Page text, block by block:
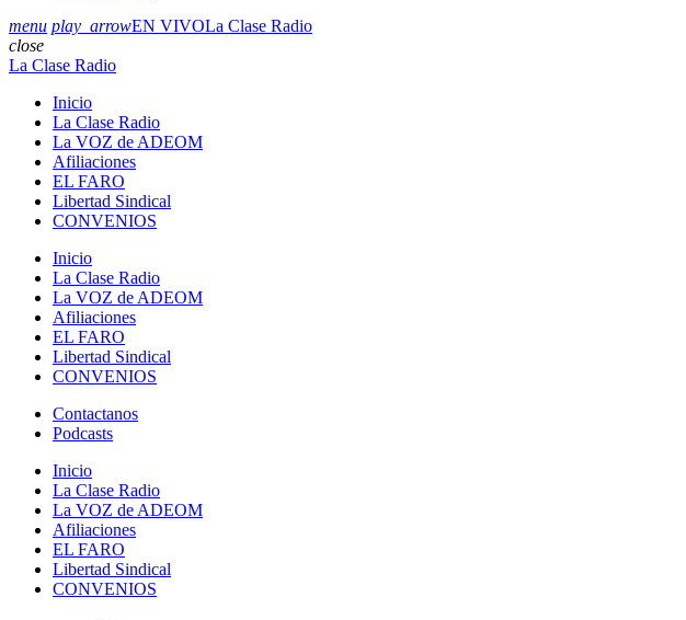
menu play_arrowEN VIVOLa Clase Radio
close
La Clase Radio
Inicio
La Clase Radio
La VOZ de ADEOM
Afiliaciones
EL FARO
Libertad Sindical
CONVENIOS
Inicio
La Clase Radio
La VOZ de ADEOM
Afiliaciones
EL FARO
Libertad Sindical
CONVENIOS
Contactanos
Podcasts
Inicio
La Clase Radio
La VOZ de ADEOM
Afiliaciones
EL FARO
Libertad Sindical
CONVENIOS